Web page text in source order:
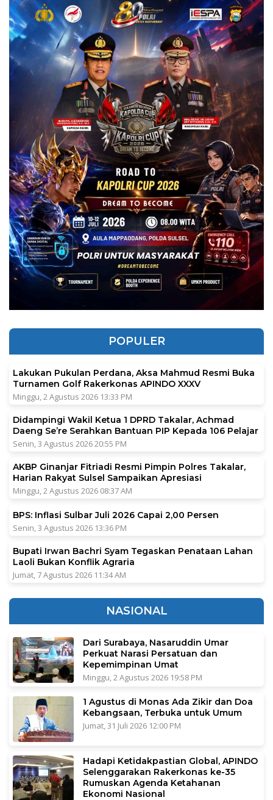
POPULER
Lakukan Pukulan Perdana, Aksa Mahmud Resmi Buka
Turnamen Golf Rakerkonas APINDO XXXV
Minggu, 2 Agustus 2026 13:33 PM
Didampingi Wakil Ketua 1 DPRD Takalar, Achmad
Daeng Se’re Serahkan Bantuan PIP Kepada 106 Pelajar
Senin, 3 Agustus 2026 20:55 PM
AKBP Ginanjar Fitriadi Resmi Pimpin Polres Takalar,
Harian Rakyat Sulsel Sampaikan Apresiasi
Minggu, 2 Agustus 2026 08:37 AM
BPS: Inflasi Sulbar Juli 2026 Capai 2,00 Persen
Senin, 3 Agustus 2026 13:36 PM
Bupati Irwan Bachri Syam Tegaskan Penataan Lahan
Laoli Bukan Konflik Agraria
Jumat, 7 Agustus 2026 11:34 AM
NASIONAL
Dari Surabaya, Nasaruddin Umar
Perkuat Narasi Persatuan dan
Kepemimpinan Umat
Minggu, 2 Agustus 2026 19:58 PM
1 Agustus di Monas Ada Zikir dan Doa
Kebangsaan, Terbuka untuk Umum
Jumat, 31 Juli 2026 12:00 PM
Hadapi Ketidakpastian Global, APINDO
Selenggarakan Rakerkonas ke-35
Rumuskan Agenda Ketahanan
Ekonomi Nasional